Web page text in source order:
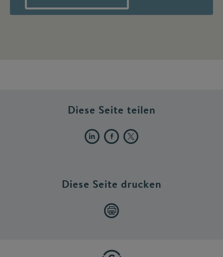
Diese Seite teilen
Diese Seite drucken